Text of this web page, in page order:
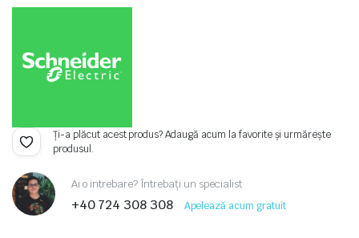
Ți-a plăcut acest produs? Adaugă acum la favorite și urmărește
produsul.
Ai o intrebare? Întrebați un specialist
+40 724 308 308 Apelează acum gratuit